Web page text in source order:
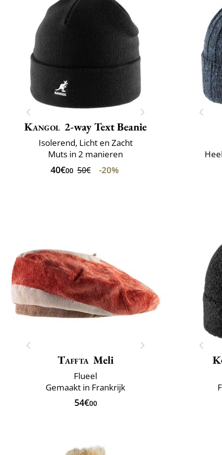
Kangol 2-way Text Beanie
Isolerend, Licht en Zacht
Muts in 2 manieren
40€00 50€ -20%
Taffta Meli
Flueel
Gemaakt in Frankrijk
54€00